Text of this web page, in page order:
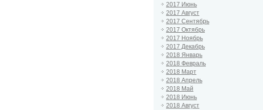
2017 Июнь
2017 Август
2017 Сентябрь
2017 Октябрь
2017 Ноябрь
2017 Декабрь
2018 Январь
2018 Февраль
2018 Март
2018 Апрель
2018 Май
2018 Июнь
2018 Август